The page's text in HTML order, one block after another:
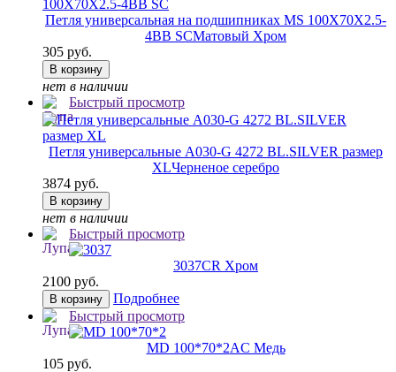
Петля универсальная на подшипниках MS 100X70X2.5-
4BB SCМатовый Хром
305 руб.
В корзину
нет в наличии
Быстрый просмотр
Петля универсальные A030-G 4272 BL.SILVER размер
XLЧерненое серебро
3874 руб.
В корзину
нет в наличии
Быстрый просмотр
3037CR Хром
2100 руб.
В корзину
Подробнее
Быстрый просмотр
MD 100*70*2AC Медь
105 руб.